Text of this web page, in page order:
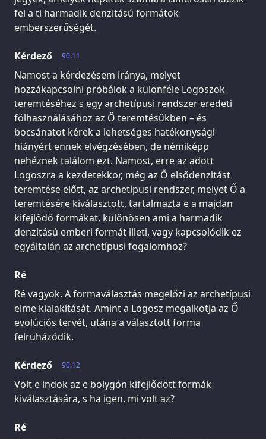
fel a ti harmadik denzitású formátok
emberszerűségét.
90.11
Kérdező
Namost a kérdezésem iránya, melyet
hozzákapcsolni próbálok a különféle Logoszok
teremtéséhez s egy archetípusi rendszer eredeti
fölhasználásához az Ő teremtésükben – és
bocsánatot kérek a lehetséges hatékonysági
hiányért ennek elvégzésében, de némiképp
nehéznek találom ezt. Namost, erre az adott
Logoszra a kezdetekkor, még az Ő elsődenzitást
teremtése előtt, az archetípusi rendszer, melyet Ő a
teremtésére kiválasztott, tartalmazta e a majdan
kifejlődő formákat, különösen ami a harmadik
denzitású emberi formát illeti, vagy kapcsolódik ez
egyáltalán az archetípusi fogalomhoz?
Ré
Ré vagyok. A formaválasztás megelőzi az archetípusi
elme kialakítását. Amint a Logosz megalkotja az Ő
evolúciós tervét, utána a választott forma
felruházódik.
90.12
Kérdező
Volt e indok az e bolygón kifejlődött formák
kiválasztására, s ha igen, mi volt az?
Ré